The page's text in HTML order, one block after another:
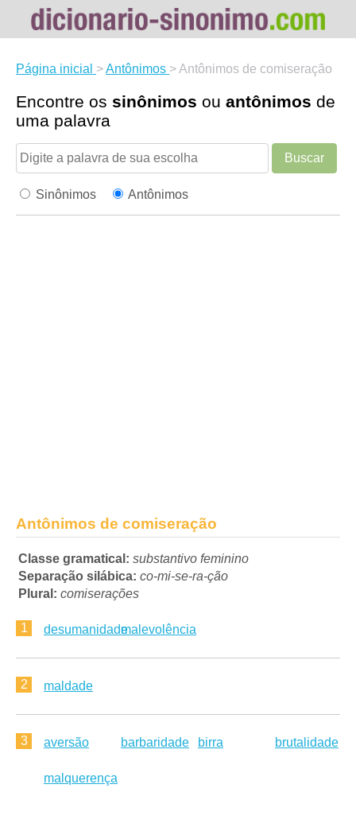
Página inicial >Antônimos >Antônimos de comiseração
Encontre os sinônimos ou antônimos de
uma palavra
Buscar
Sinônimos Antônimos
Antônimos de comiseração
Classe gramatical: substantivo feminino
Separação silábica: co-mi-se-ra-ção
Plural: comiserações
1 desumanidademalevolência
2 maldade
3 aversão barbaridade birra brutalidade
malquerença